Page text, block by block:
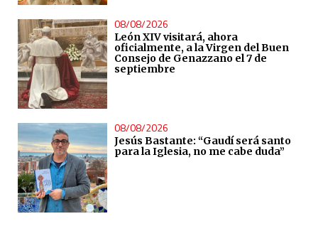
08/08/2026
León XIV visitará, ahora
oficialmente, a la Virgen del Buen
Consejo de Genazzano el 7 de
septiembre
08/08/2026
Jesús Bastante: “Gaudí será santo
para la Iglesia, no me cabe duda”